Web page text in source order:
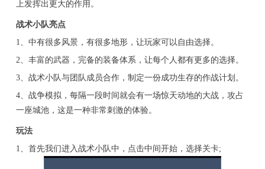
上发挥出更大的作用。
战术小队亮点
1、中有很多风景，有很多地形，让玩家可以自由选择。
2、丰富的武器，完备的装备体系，让每个人都有更多的选择。
3、战术小队与团队成员合作，制定一份成功生存的作战计划。
4、战争模拟，每隔一段时间就会有一场惊天动地的大战，攻占
一座城池，这是一种非常刺激的体验。
玩法
1、首先我们进入战术小队中，点击中间开始，选择关卡;